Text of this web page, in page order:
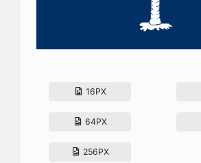
16PX
64PX
256PX